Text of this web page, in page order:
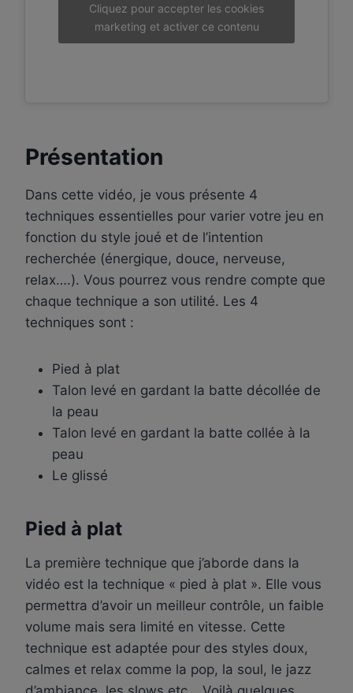
Cliquez pour accepter les cookies
marketing et activer ce contenu
Présentation
Dans cette vidéo, je vous présente 4
techniques essentielles pour varier votre jeu en
fonction du style joué et de l’intention
recherchée (énergique, douce, nerveuse,
relax….). Vous pourrez vous rendre compte que
chaque technique a son utilité. Les 4
techniques sont :
Pied à plat
Talon levé en gardant la batte décollée de
la peau
Talon levé en gardant la batte collée à la
peau
Le glissé
Pied à plat
La première technique que j’aborde dans la
vidéo est la technique « pied à plat ». Elle vous
permettra d’avoir un meilleur contrôle, un faible
volume mais sera limité en vitesse. Cette
technique est adaptée pour des styles doux,
calmes et relax comme la pop, la soul, le jazz